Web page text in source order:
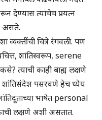
देण्यास त्यांचेच प्रयत्न
असते.
व्यक्तींची चित्रे रंगवली. पण
शांतिस्वरूप, serene
त्याची काही बाह्य लक्षणे
पसरवणे हेच ध्येय
भाषेत personal
लक्षणे अशी असतात.